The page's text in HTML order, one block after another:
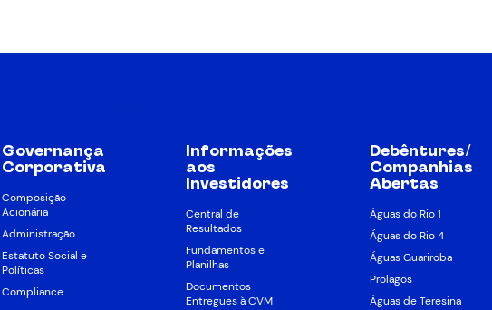
Governança
Corporativa
Composição
Acionária
Administração
Estatuto Social e
Políticas
Compliance
Informações
aos
Investidores
Central de
Resultados
Fundamentos e
Planilhas
Documentos
Entregues à CVM
Debêntures/
Companhias
Abertas
Águas do Rio 1
Águas do Rio 4
Águas Guariroba
Prolagos
Águas de Teresina